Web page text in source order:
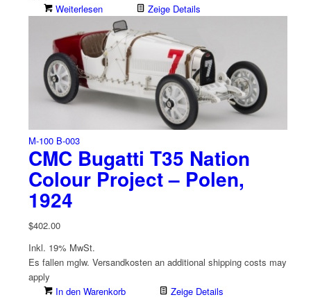
Weiterlesen
Zeige Details
M-100 B-003
CMC Bugatti T35 Nation
Colour Project – Polen,
1924
$402.00
Inkl. 19% MwSt.
Es fallen mglw. Versand­kosten an additional shipping costs may
apply
In den Warenkorb
Zeige Details